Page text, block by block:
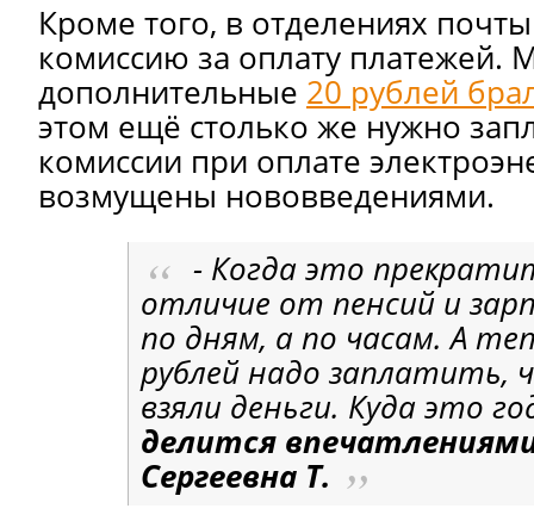
Кроме того, в отделениях
комиссию за оплату платежей.
дополнительные 20 рублей
этом ещё столько же нужно
комиссии при оплате
возмущены нововведениями.
- Когда это
отличие от пенсий и
по дням, а по часам. А
рублей надо заплатить,
взяли деньги. Куда это
делится
Сергеевна Т.